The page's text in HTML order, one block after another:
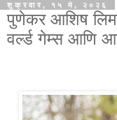
शुक्रवार, १५ मे, २०२६
पुणेकर आशिष
वर्ल्ड गेम्स आणि